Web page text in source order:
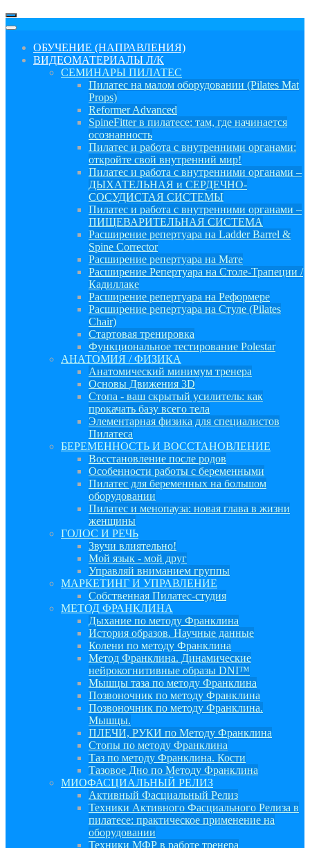
ОБУЧЕНИЕ (НАПРАВЛЕНИЯ)
ВИДЕОМАТЕРИАЛЫ Л/К
СЕМИНАРЫ ПИЛАТЕС
Пилатес на малом оборудовании (Pilates Mat
Props)
Reformer Advanced
SpineFitter в пилатесе: там, где начинается
осознанность
Пилатес и работа с внутренними органами:
откройте свой внутренний мир!
Пилатес и работа с внутренними органами –
ДЫХАТЕЛЬНАЯ и СЕРДЕЧНО-
СОСУДИСТАЯ СИСТЕМЫ
Пилатес и работа с внутренними органами –
ПИЩЕВАРИТЕЛЬНАЯ СИСТЕМА
Расширение репертуара на Ladder Barrel &
Spine Corrector
Расширение репертуара на Мате
Расширение Репертуара на Столе-Трапеции /
Кадиллаке
Расширение репертуара на Реформере
Расширение репертуара на Стуле (Pilates
Chair)
Стартовая тренировка
Функциональное тестирование Polestar
АНАТОМИЯ / ФИЗИКА
Анатомический минимум тренера
Основы Движения 3D
Стопа - ваш скрытый усилитель: как
прокачать базу всего тела
Элементарная физика для специалистов
Пилатеса
БЕРЕМЕННОСТЬ И ВОССТАНОВЛЕНИЕ
Восстановление после родов
Особенности работы с беременными
Пилатес для беременных на большом
оборудовании
Пилатес и менопауза: новая глава в жизни
женщины
ГОЛОС И РЕЧЬ
Звучи влиятельно!
Мой язык - мой друг
Управляй вниманием группы
МАРКЕТИНГ И УПРАВЛЕНИЕ
Собственная Пилатес-студия
МЕТОД ФРАНКЛИНА
Дыхание по методу Франклина
История образов. Научные данные
Колени по методу Франклина
Метод Франклина. Динамические
нейрокогнитивные образы DNI™
Мышцы таза по методу Франклина
Позвоночник по методу Франклина
Позвоночник по методу Франклина.
Мышцы.
ПЛЕЧИ, РУКИ по Методу Франклина
Стопы по методу Франклина
Таз по методу Франклина. Кости
Тазовое Дно по Методу Франклина
МИОФАСЦИАЛЬНЫЙ РЕЛИЗ
Активный Фасциальный Релиз
Техники Активного Фасциального Релиза в
пилатесе: практическое применение на
оборудовании
Техники МФР в работе тренера